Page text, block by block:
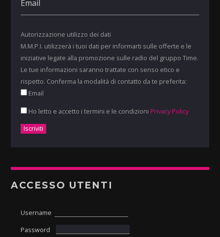
Autorizzazione utilizzo dei dati
M.M.P.I. utilizzerà i tuoi dati per informarti sulle offerte e le
iniziative legate alla promozione sulle radio del gruppo Time.
Le tue informazioni saranno trattate con senso etico e
rispetto. Conferma la modalità di contatto da te preferita:
Email
Ho letto e accetto i termini e le condizioni Privacy Policy
ACCESSO UTENTI
Username
Password